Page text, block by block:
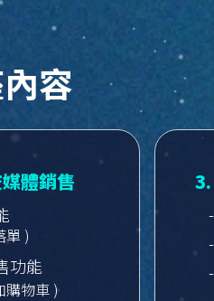
容
體銷售
單 )
功能
購物車 )